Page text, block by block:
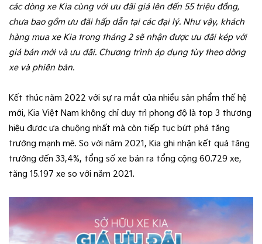
các dòng xe Kia cùng với ưu đãi giá lên đến 55 triệu đồng,
chưa bao gồm ưu đãi hấp dẫn tại các đại lý. Như vậy, khách
hàng mua xe Kia trong tháng 2 sẽ nhận được ưu đãi kép với
giá bán mới và ưu đãi. Chương trình áp dụng tùy theo dòng
xe và phiên bản.
Kết thúc năm 2022 với sự ra mắt của nhiều sản phẩm thế hệ
mới, Kia Việt Nam không chỉ duy trì phong độ là top 3 thương
hiệu được ưa chuộng nhất mà còn tiếp tục bứt phá tăng
trưởng mạnh mẽ. So với năm 2021, Kia ghi nhận kết quả tăng
trưởng đến 33,4%, tổng số xe bán ra tổng cộng 60.729 xe,
tăng 15.197 xe so với năm 2021.